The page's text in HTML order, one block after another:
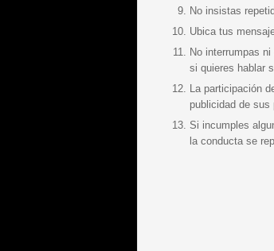
No insistas
Ubica tus
No interrumpas
si quieres hablar
La participación
publicidad de
Si incumples
la conducta se